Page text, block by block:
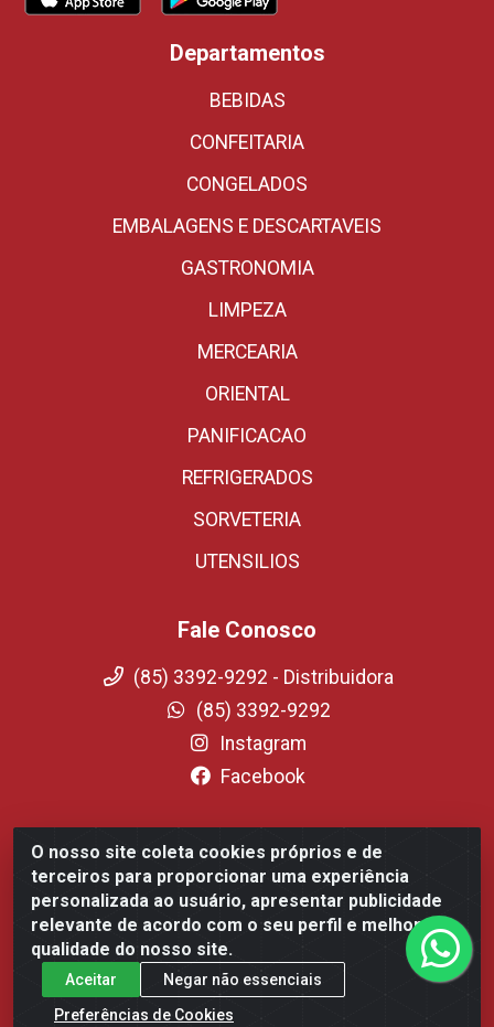
O nosso site coleta cookies próprios e de
terceiros para proporcionar uma experiência
personalizada ao usuário, apresentar publicidade
relevante de acordo com o seu perfil e melhorar a
qualidade do nosso site.
Aceitar
Negar não essenciais
Preferências de Cookies
Departamentos
BEBIDAS
CONFEITARIA
CONGELADOS
EMBALAGENS E DESCARTAVEIS
GASTRONOMIA
LIMPEZA
MERCEARIA
ORIENTAL
PANIFICACAO
REFRIGERADOS
SORVETERIA
UTENSILIOS
Fale Conosco
(85) 3392-9292 - Distribuidora
(85) 3392-9292
Instagram
Facebook
Fortali Distribuidora de Alimentos LTDA - Avenida Tomaz
Coelho, 1268 - Messejana, Fortaleza/CE - CEP 60.863-254-
CNPJ 09.317.318.0001-75